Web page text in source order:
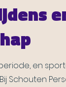
en
Schouten